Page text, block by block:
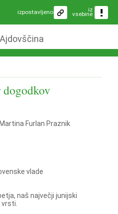
iz
vsebine
izpostavljeno
Ajdovščina
Furlan Praznik
vlade
naš največji junijski